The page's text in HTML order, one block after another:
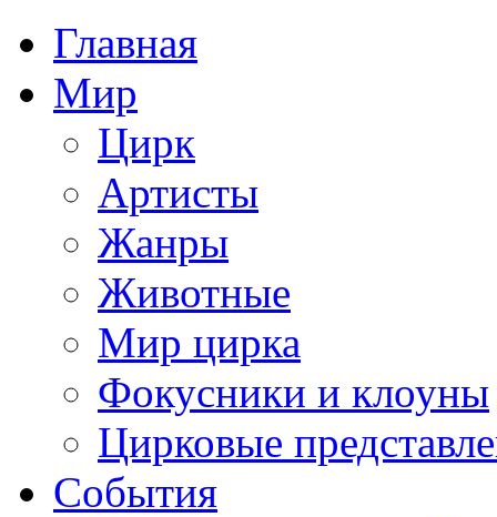
Главная
Мир
Цирк
Артисты
Жанры
Животные
Мир цирка
Фокусники и клоуны
Цирковые
События